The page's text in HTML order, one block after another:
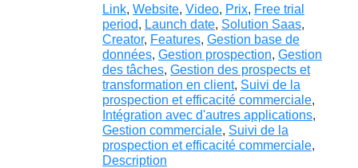
Link, Website, Video, Prix, Free trial
period, Launch date, Solution Saas,
Creator, Features, Gestion base de
données, Gestion prospection, Gestion
des tâches, Gestion des prospects et
transformation en client, Suivi de la
prospection et efficacité commerciale,
Intégration avec d'autres applications,
Gestion commerciale, Suivi de la
prospection et efficacité commerciale,
Description